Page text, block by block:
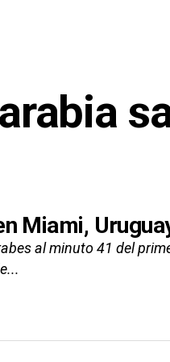
Miami,
al minuto 41 del